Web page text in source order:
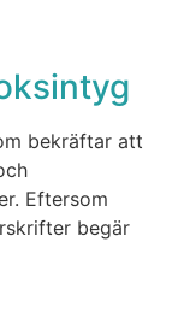
bekräftar att
Eftersom
begär